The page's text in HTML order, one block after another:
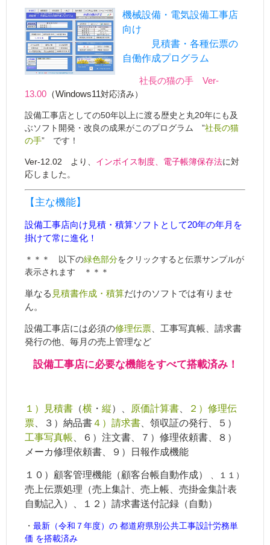
機械設備・電気設備工事店
向け
見積書・各種伝票の
自働作成プログラム
社長の猫の手 Ver-
13.00 （Windows11対応済み）
設備工事店としての50年以上に渡る歴史と丸20年にも及
ぶソフト開発・改良の成果がこのプログラム ”社長の猫
の手” です！
Ver-12.02 より、 インボイス制度、電子帳簿保存法に対
応しました。
【主な機能】
設備工事店向け見積・積算ソフトとして20年の年月を
掛けて常に進化！
＊＊＊ 以下の緑色部分をクリックすると伝票サンプルが
表示されます ＊＊＊
単なる 見積書作成・積算だけのソフトでは有りませ
ん。
設備工事店には必須の修理伝票 、工事写真帳、請求書
発行の他、毎月の売上管理など
設備工事店に必要な機能をすべて搭載済み！
１）見積書 （横 ・ 縦）、 原価計算書
２）修理伝
票 、３）納品書４）請求書 、領収証の発行、５）
工事写真帳 、６）注文書、７）修理依頼書、８）
メーカ修理依頼書、９）日報作成機能
１０）顧客管理機能（顧客台帳自動作成） 、１１）
売上伝票処理（売上集計、売上帳、売掛金集計表
自動記入）、１２）請求書送付記録（自動）
・ 最新（令和７年度）の 都道府県別公共工事設計労務単
価 を搭載済み